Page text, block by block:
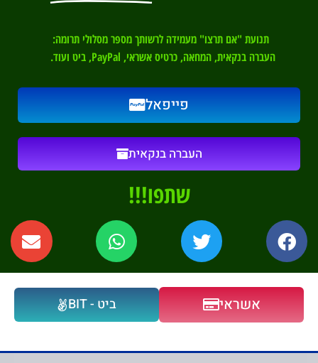
תנועת "אם תרצו" מעמידה לרשותך מספר מסלולי תרומה:
העברה בנקאית, המחאה, כרטיס אשראי, PayPal, ביט ועוד.
פייפאל
העברה בנקאית
שתפו!!!
אשראי ביט - BIT